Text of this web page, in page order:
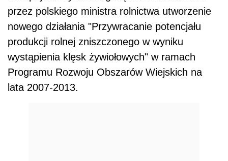
przez polskiego ministra rolnictwa utworzenie
nowego działania "Przywracanie potencjału
produkcji rolnej zniszczonego w wyniku
wystąpienia klęsk żywiołowych" w ramach
Programu Rozwoju Obszarów Wiejskich na
lata 2007-2013.